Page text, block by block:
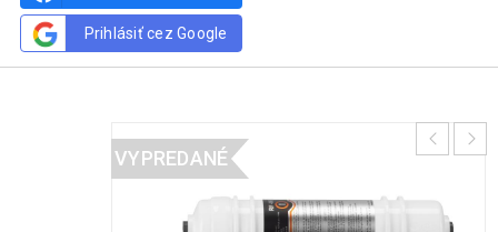
Prihlásiť cez Google
VYPREDANÉ